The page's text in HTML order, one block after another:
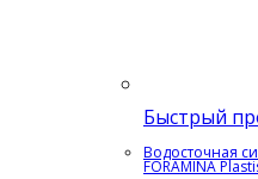
Быстрый
Водосточная
FORAMINA